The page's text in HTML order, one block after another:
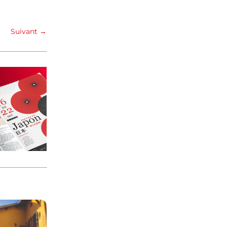
Suivant →